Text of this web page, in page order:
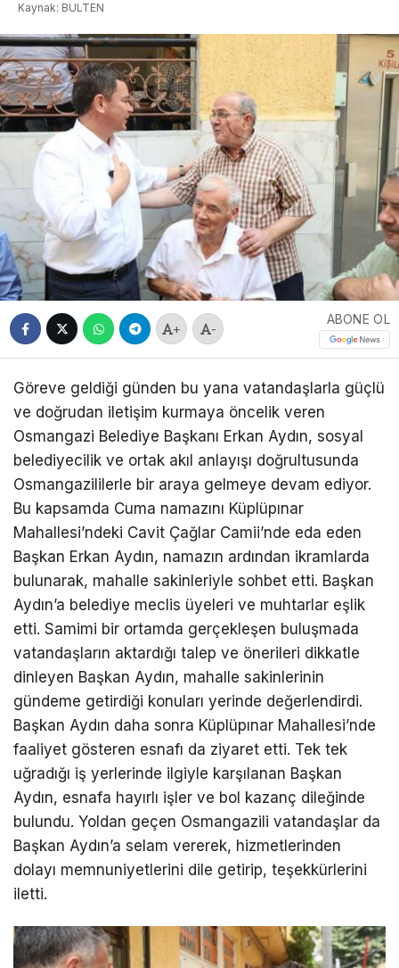
Kaynak: BULTEN
+ -
ABONE OL
Göreve geldiği günden bu yana vatandaşlarla güçlü
ve doğrudan iletişim kurmaya öncelik veren
Osmangazi Belediye Başkanı Erkan Aydın, sosyal
belediyecilik ve ortak akıl anlayışı doğrultusunda
Osmangazililerle bir araya gelmeye devam ediyor.
Bu kapsamda Cuma namazını Küplüpınar
Mahallesi’ndeki Cavit Çağlar Camii’nde eda eden
Başkan Erkan Aydın, namazın ardından ikramlarda
bulunarak, mahalle sakinleriyle sohbet etti. Başkan
Aydın’a belediye meclis üyeleri ve muhtarlar eşlik
etti. Samimi bir ortamda gerçekleşen buluşmada
vatandaşların aktardığı talep ve önerileri dikkatle
dinleyen Başkan Aydın, mahalle sakinlerinin
gündeme getirdiği konuları yerinde değerlendirdi.
Başkan Aydın daha sonra Küplüpınar Mahallesi’nde
faaliyet gösteren esnafı da ziyaret etti. Tek tek
uğradığı iş yerlerinde ilgiyle karşılanan Başkan
Aydın, esnafa hayırlı işler ve bol kazanç dileğinde
bulundu. Yoldan geçen Osmangazili vatandaşlar da
Başkan Aydın’a selam vererek, hizmetlerinden
dolayı memnuniyetlerini dile getirip, teşekkürlerini
iletti.